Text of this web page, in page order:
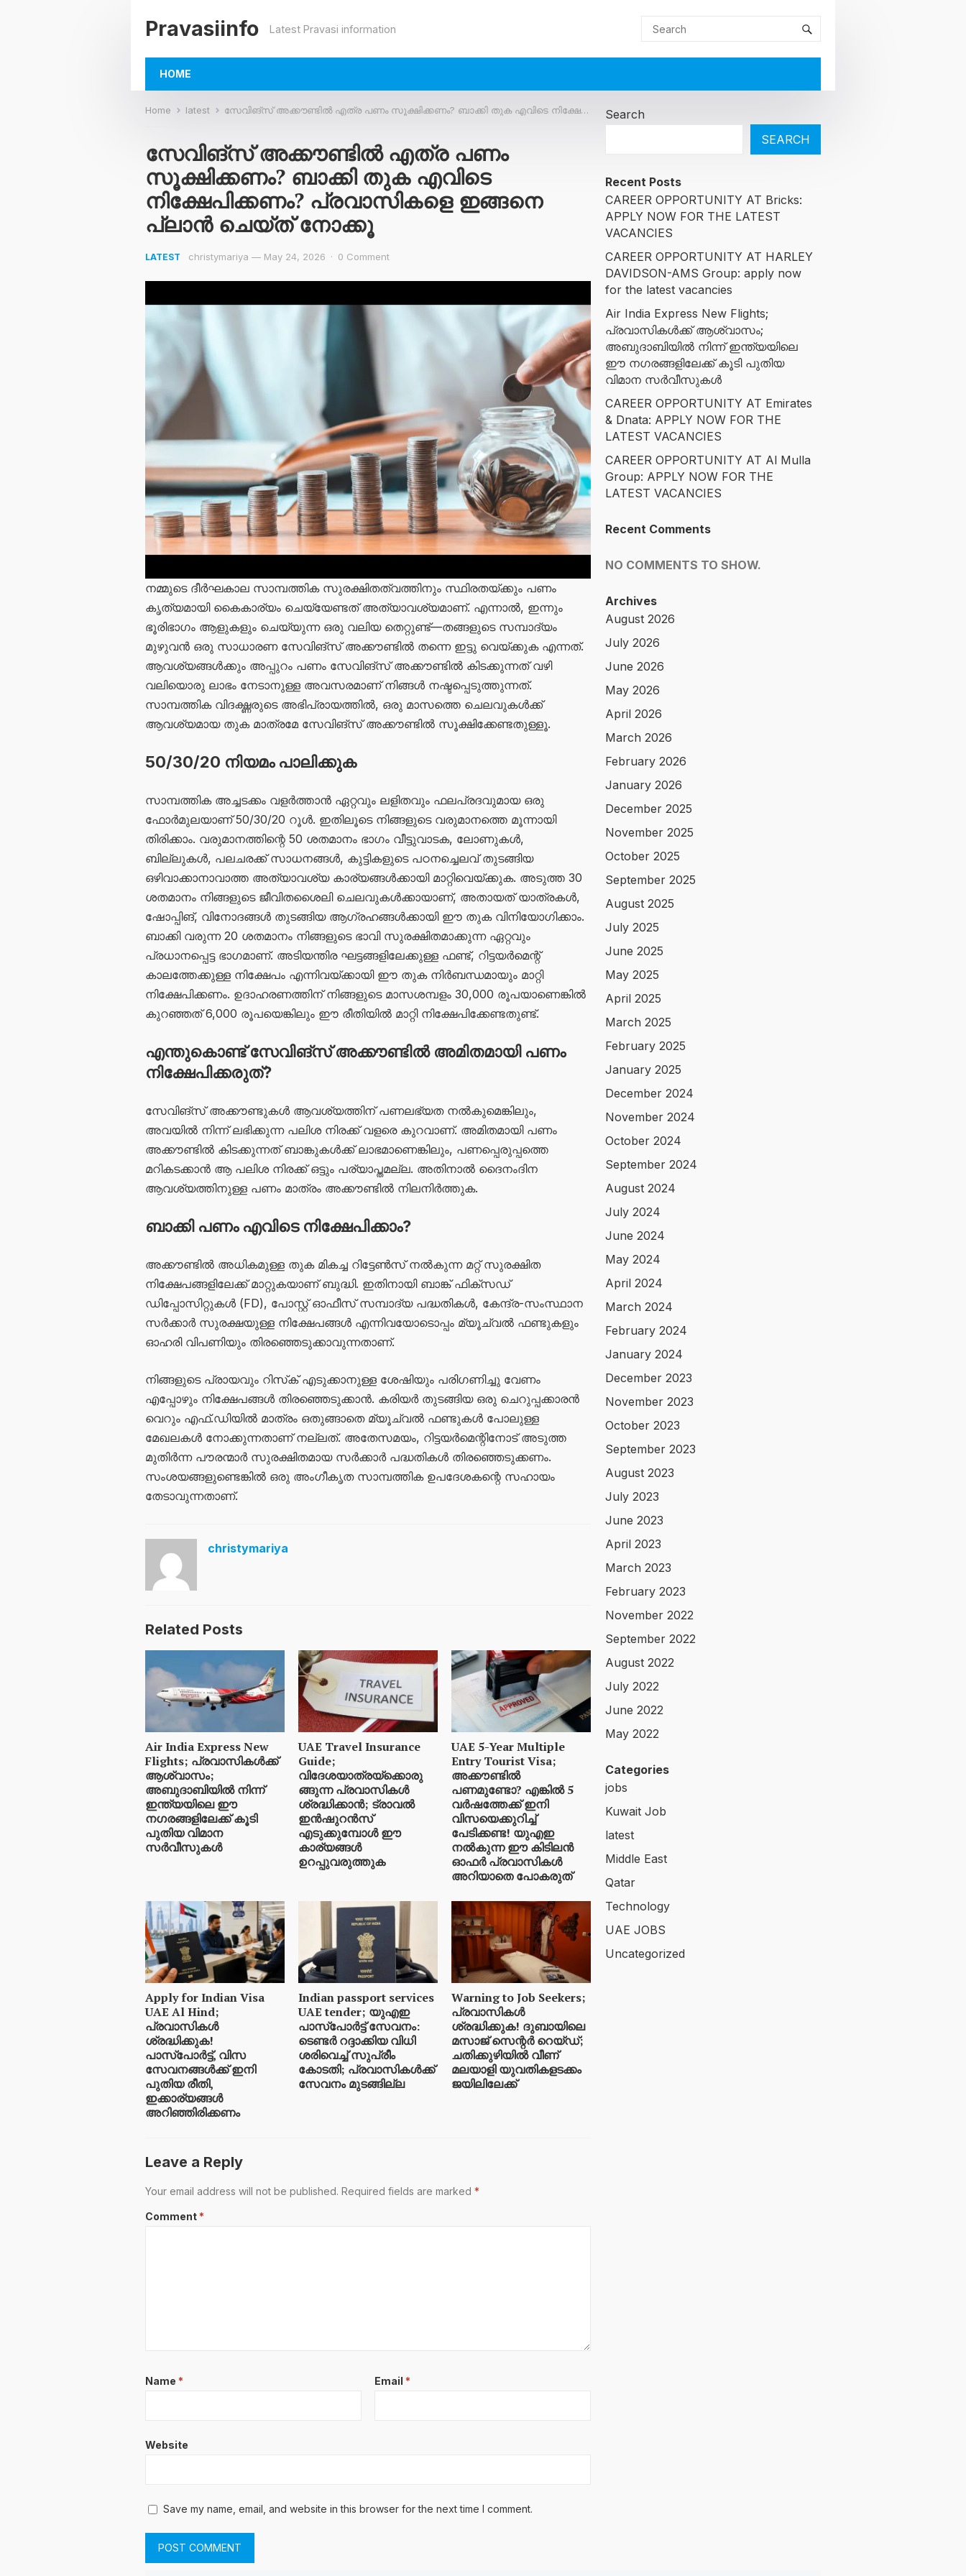
Pravasiinfo Latest Pravasi information
HOME
Home latest സേവിങ്‌സ് അക്കൗണ്ടിൽ എത്ര പണം സൂക്ഷിക്കണം? ബാക്കി തുക എവിടെ നിക്ഷേപിക്കണം? പ്രവാസികളെ ഇങ്ങനെ പ്ലാൻ ചെയ്ത് നോക്കൂ
സേവിങ്‌സ് അക്കൗണ്ടിൽ എത്ര പണം
സൂക്ഷിക്കണം? ബാക്കി തുക എവിടെ
നിക്ഷേപിക്കണം? പ്രവാസികളെ ഇങ്ങനെ
പ്ലാൻ ചെയ്ത് നോക്കൂ
LATEST christymariya — May 24, 2026 · 0 Comment
നമ്മുടെ ദീർഘകാല സാമ്പത്തിക സുരക്ഷിതത്വത്തിനും സ്ഥിരതയ്ക്കും പണം
കൃത്യമായി കൈകാര്യം ചെയ്യേണ്ടത് അത്യാവശ്യമാണ്. എന്നാൽ, ഇന്നും
ഭൂരിഭാഗം ആളുകളും ചെയ്യുന്ന ഒരു വലിയ തെറ്റുണ്ട്—തങ്ങളുടെ സമ്പാദ്യം
മുഴുവൻ ഒരു സാധാരണ സേവിങ്‌സ് അക്കൗണ്ടിൽ തന്നെ ഇട്ടു വെയ്ക്കുക എന്നത്.
ആവശ്യങ്ങൾക്കും അപ്പുറം പണം സേവിങ്‌സ് അക്കൗണ്ടിൽ കിടക്കുന്നത് വഴി
വലിയൊരു ലാഭം നേടാനുള്ള അവസരമാണ് നിങ്ങൾ നഷ്ടപ്പെടുത്തുന്നത്.
സാമ്പത്തിക വിദഗ്ദ്ധരുടെ അഭിപ്രായത്തിൽ, ഒരു മാസത്തെ ചെലവുകൾക്ക്
ആവശ്യമായ തുക മാത്രമേ സേവിങ്‌സ് അക്കൗണ്ടിൽ സൂക്ഷിക്കേണ്ടതുള്ളൂ.
50/30/20 നിയമം പാലിക്കുക
സാമ്പത്തിക അച്ചടക്കം വളർത്താൻ ഏറ്റവും ലളിതവും ഫലപ്രദവുമായ ഒരു
ഫോർമുലയാണ് 50/30/20 റൂൾ. ഇതിലൂടെ നിങ്ങളുടെ വരുമാനത്തെ മൂന്നായി
തിരിക്കാം. വരുമാനത്തിന്റെ 50 ശതമാനം ഭാഗം വീട്ടുവാടക, ലോണുകൾ,
ബില്ലുകൾ, പലചരക്ക് സാധനങ്ങൾ, കുട്ടികളുടെ പഠനച്ചെലവ് തുടങ്ങിയ
ഒഴിവാക്കാനാവാത്ത അത്യാവശ്യ കാര്യങ്ങൾക്കായി മാറ്റിവെയ്ക്കുക. അടുത്ത 30
ശതമാനം നിങ്ങളുടെ ജീവിതശൈലി ചെലവുകൾക്കായാണ്, അതായത് യാത്രകൾ,
ഷോപ്പിങ്, വിനോദങ്ങൾ തുടങ്ങിയ ആഗ്രഹങ്ങൾക്കായി ഈ തുക വിനിയോഗിക്കാം.
ബാക്കി വരുന്ന 20 ശതമാനം നിങ്ങളുടെ ഭാവി സുരക്ഷിതമാക്കുന്ന ഏറ്റവും
പ്രധാനപ്പെട്ട ഭാഗമാണ്. അടിയന്തിര ഘട്ടങ്ങളിലേക്കുള്ള ഫണ്ട്, റിട്ടയർമെന്റ്
കാലത്തേക്കുള്ള നിക്ഷേപം എന്നിവയ്ക്കായി ഈ തുക നിർബന്ധമായും മാറ്റി
നിക്ഷേപിക്കണം. ഉദാഹരണത്തിന് നിങ്ങളുടെ മാസശമ്പളം 30,000 രൂപയാണെങ്കിൽ
കുറഞ്ഞത് 6,000 രൂപയെങ്കിലും ഈ രീതിയിൽ മാറ്റി നിക്ഷേപിക്കേണ്ടതുണ്ട്.
എന്തുകൊണ്ട് സേവിങ്‌സ് അക്കൗണ്ടിൽ അമിതമായി പണം
നിക്ഷേപിക്കരുത്?
സേവിങ്‌സ് അക്കൗണ്ടുകൾ ആവശ്യത്തിന് പണലഭ്യത നൽകുമെങ്കിലും,
അവയിൽ നിന്ന് ലഭിക്കുന്ന പലിശ നിരക്ക് വളരെ കുറവാണ്. അമിതമായി പണം
അക്കൗണ്ടിൽ കിടക്കുന്നത് ബാങ്കുകൾക്ക് ലാഭമാണെങ്കിലും, പണപ്പെരുപ്പത്തെ
മറികടക്കാൻ ആ പലിശ നിരക്ക് ഒട്ടും പര്യാപ്തമല്ല. അതിനാൽ ദൈനംദിന
ആവശ്യത്തിനുള്ള പണം മാത്രം അക്കൗണ്ടിൽ നിലനിർത്തുക.
ബാക്കി പണം എവിടെ നിക്ഷേപിക്കാം?
അക്കൗണ്ടിൽ അധികമുള്ള തുക മികച്ച റിട്ടേൺസ് നൽകുന്ന മറ്റ് സുരക്ഷിത
നിക്ഷേപങ്ങളിലേക്ക് മാറ്റുകയാണ് ബുദ്ധി. ഇതിനായി ബാങ്ക് ഫിക്സഡ്
ഡിപ്പോസിറ്റുകൾ (FD), പോസ്റ്റ് ഓഫീസ് സമ്പാദ്യ പദ്ധതികൾ, കേന്ദ്ര-സംസ്ഥാന
സർക്കാർ സുരക്ഷയുള്ള നിക്ഷേപങ്ങൾ എന്നിവയോടൊപ്പം മ്യൂച്വൽ ഫണ്ടുകളും
ഓഹരി വിപണിയും തിരഞ്ഞെടുക്കാവുന്നതാണ്.
നിങ്ങളുടെ പ്രായവും റിസ്‌ക് എടുക്കാനുള്ള ശേഷിയും പരിഗണിച്ചു വേണം
എപ്പോഴും നിക്ഷേപങ്ങൾ തിരഞ്ഞെടുക്കാൻ. കരിയർ തുടങ്ങിയ ഒരു ചെറുപ്പക്കാരൻ
വെറും എഫ്.ഡിയിൽ മാത്രം ഒതുങ്ങാതെ മ്യൂച്വൽ ഫണ്ടുകൾ പോലുള്ള
മേഖലകൾ നോക്കുന്നതാണ് നല്ലത്. അതേസമയം, റിട്ടയർമെന്റിനോട് അടുത്ത
മുതിർന്ന പൗരന്മാർ സുരക്ഷിതമായ സർക്കാർ പദ്ധതികൾ തിരഞ്ഞെടുക്കണം.
സംശയങ്ങളുണ്ടെങ്കിൽ ഒരു അംഗീകൃത സാമ്പത്തിക ഉപദേശകന്റെ സഹായം
തേടാവുന്നതാണ്.
christymariya
Related Posts
Air India Express New
Flights; പ്രവാസികൾക്ക്
ആശ്വാസം;
അബുദാബിയിൽ നിന്ന്
ഇന്ത്യയിലെ ഈ
നഗരങ്ങളിലേക്ക് കൂടി
പുതിയ വിമാന
സർവീസുകൾ
UAE Travel Insurance
Guide;
വിദേശയാത്രയ്ക്കൊരു
ങ്ങുന്ന പ്രവാസികൾ
ശ്രദ്ധിക്കാൻ; ട്രാവൽ
ഇൻഷുറൻസ്
എടുക്കുമ്പോൾ ഈ
കാര്യങ്ങൾ
ഉറപ്പുവരുത്തുക
UAE 5-Year Multiple
Entry Tourist Visa;
അക്കൗണ്ടിൽ
പണമുണ്ടോ? എങ്കിൽ 5
വർഷത്തേക്ക് ഇനി
വിസയെക്കുറിച്ച്
പേടിക്കണ്ട! യുഎഇ
നൽകുന്ന ഈ കിടിലൻ
ഓഫർ പ്രവാസികൾ
അറിയാതെ പോകരുത്
Apply for Indian Visa
UAE Al Hind;
പ്രവാസികൾ
ശ്രദ്ധിക്കുക!
പാസ്‌പോർട്ട്, വിസ
സേവനങ്ങൾക്ക് ഇനി
പുതിയ രീതി,
ഇക്കാര്യങ്ങൾ
അറിഞ്ഞിരിക്കണം
Indian passport services
UAE tender; യുഎഇ
പാസ്‌പോർട്ട് സേവനം:
ടെണ്ടർ റദ്ദാക്കിയ വിധി
ശരിവെച്ച് സുപ്രീം
കോടതി; പ്രവാസികൾക്ക്
സേവനം മുടങ്ങില്ല
Warning to Job Seekers;
പ്രവാസികൾ
ശ്രദ്ധിക്കുക! ദുബായിലെ
മസാജ് സെന്റർ റെയ്ഡ്;
ചതിക്കുഴിയിൽ വീണ്
മലയാളി യുവതികളടക്കം
ജയിലിലേക്ക്
Leave a Reply
Your email address will not be published. Required fields are marked *
Comment *
Name * Email *
Website
Save my name, email, and website in this browser for the next time I comment.
Search
SEARCH
Recent Posts
CAREER OPPORTUNITY AT Bricks:
APPLY NOW FOR THE LATEST
VACANCIES
CAREER OPPORTUNITY AT HARLEY
DAVIDSON-AMS Group: apply now
for the latest vacancies
Air India Express New Flights;
പ്രവാസികൾക്ക് ആശ്വാസം;
അബുദാബിയിൽ നിന്ന് ഇന്ത്യയിലെ
ഈ നഗരങ്ങളിലേക്ക് കൂടി പുതിയ
വിമാന സർവീസുകൾ
CAREER OPPORTUNITY AT Emirates
& Dnata: APPLY NOW FOR THE
LATEST VACANCIES
CAREER OPPORTUNITY AT Al Mulla
Group: APPLY NOW FOR THE
LATEST VACANCIES
Recent Comments
NO COMMENTS TO SHOW.
Archives
August 2026
July 2026
June 2026
May 2026
April 2026
March 2026
February 2026
January 2026
December 2025
November 2025
October 2025
September 2025
August 2025
July 2025
June 2025
May 2025
April 2025
March 2025
February 2025
January 2025
December 2024
November 2024
October 2024
September 2024
August 2024
July 2024
June 2024
May 2024
April 2024
March 2024
February 2024
January 2024
December 2023
November 2023
October 2023
September 2023
August 2023
July 2023
June 2023
April 2023
March 2023
February 2023
November 2022
September 2022
August 2022
July 2022
June 2022
May 2022
Categories
jobs
Kuwait Job
latest
Middle East
Qatar
Technology
UAE JOBS
Uncategorized